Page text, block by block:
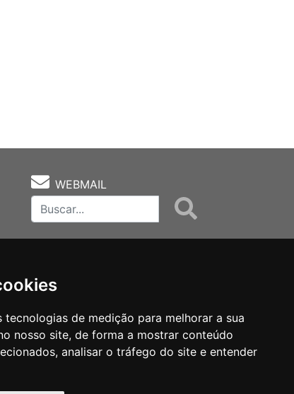
de medição para melhorar a sua
nosso site, de forma a mostrar conteúdo
analisar o tráfego do site e entender
WEBMAIL
Notas Técnicas Fale Conocsco